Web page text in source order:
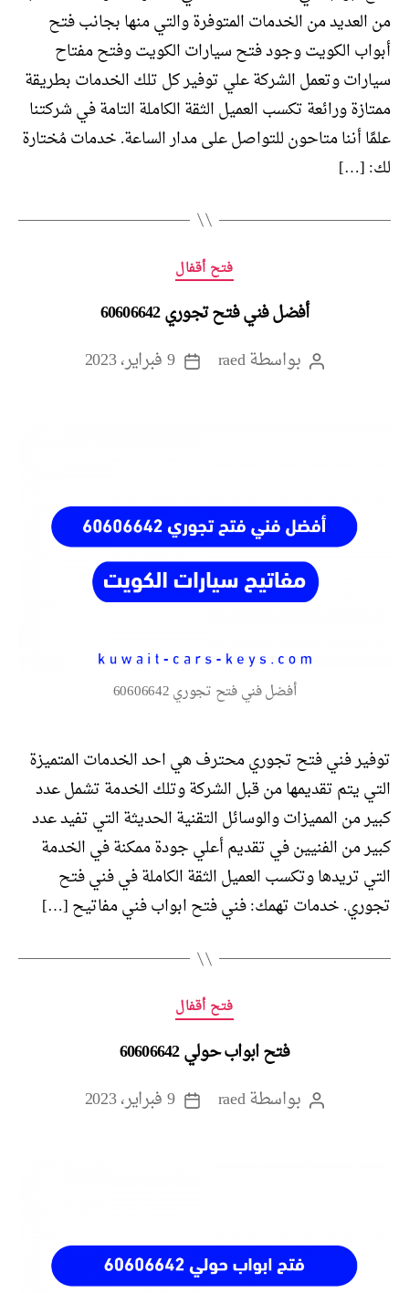
من العديد من الخدمات المتوفرة والتي منها بجانب فتح
أبواب الكويت وجود فتح سيارات الكويت وفتح مفتاح
سيارات وتعمل الشركة علي توفير كل تلك الخدمات بطريقة
ممتازة ورائعة تكسب العميل الثقة الكاملة التامة في شركتنا
علمًا أننا متاحون للتواصل على مدار الساعة. خدمات مُختارة
لك: […]
التصنيفات
فتح أقفال
أفضل فني فتح تجوري 60606642
كاتببواسطةraed
تاريخ
9 فبراير، 2023
أفضل فني فتح تجوري 60606642
توفير فني فتح تجوري محترف هي احد الخدمات المتميزة
التي يتم تقديمها من قبل الشركة وتلك الخدمة تشمل عدد
كبير من المميزات والوسائل التقنية الحديثة التي تفيد عدد
كبير من الفنيين في تقديم أعلي جودة ممكنة في الخدمة
التي تريدها وتكسب العميل الثقة الكاملة في فني فتح
تجوري. خدمات تهمك: فني فتح ابواب فني مفاتيح […]
التصنيفات
فتح أقفال
فتح ابواب حولي 60606642
كاتببواسطةraed
تاريخ
9 فبراير، 2023